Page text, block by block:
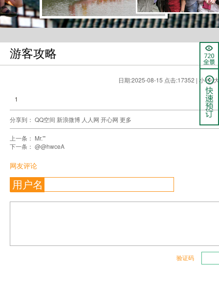
游客攻略
日期:2025-08-15 点击:17352 | 小中大
1
分享到： QQ空间 新浪微博 人人网 开心网 更多
上一条： Mr.'"
下一条： @@hwceA
网友评论
用户名
验证码